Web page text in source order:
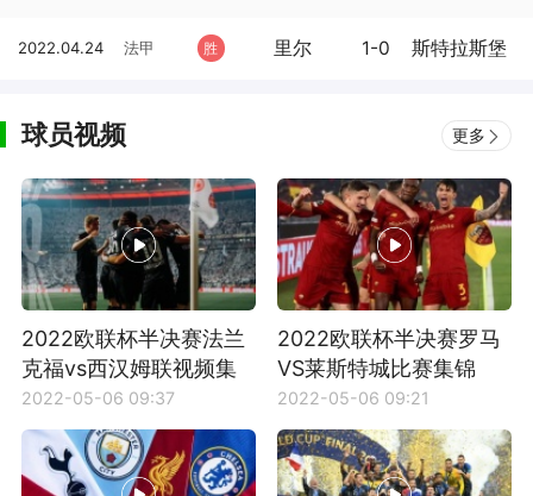
2022.04.24 法甲 胜 里尔 1-0 斯特拉斯堡
球员视频 更多
2022欧联杯半决赛法兰
克福vs西汉姆联视频集
锦
2022-05-06 09:37
2022欧联杯半决赛罗马
VS莱斯特城比赛集锦
2022-05-06 09:21